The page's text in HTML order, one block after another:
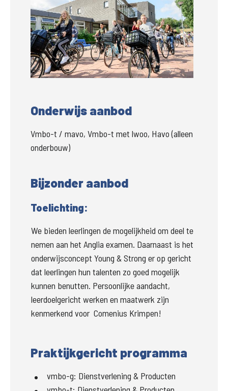
Onderwijs aanbod
Vmbo-t / mavo, Vmbo-t met lwoo, Havo (alleen
onderbouw)
Bijzonder aanbod
Toelichting:
We bieden leerlingen de mogelijkheid om deel te
nemen aan het Anglia examen. Daarnaast is het
onderwijsconcept Young & Strong er op gericht
dat leerlingen hun talenten zo goed mogelijk
kunnen benutten. Persoonlijke aandacht,
leerdoelgericht werken en maatwerk zijn
kenmerkend voor  Comenius Krimpen!
Praktijkgericht programma
vmbo-g: Dienstverlening & Producten